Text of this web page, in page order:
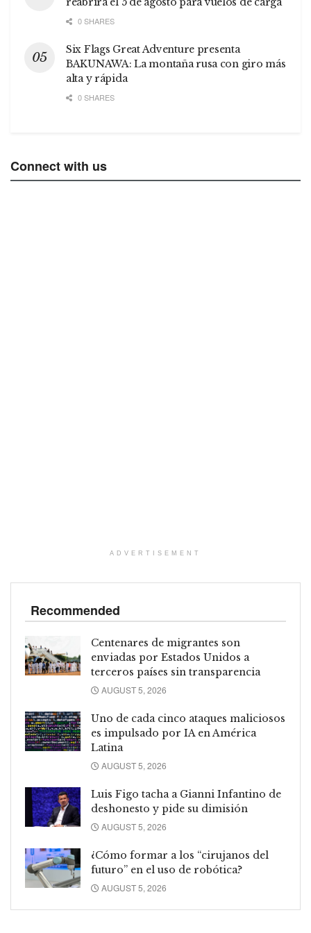
0 SHARES
Six Flags Great Adventure presenta
BAKUNAWA: La montaña rusa con giro más
alta y rápida
0 SHARES
Connect with us
ADVERTISEMENT
Recommended
Centenares de migrantes son
enviadas por Estados Unidos a
terceros países sin transparencia
AUGUST 5, 2026
Uno de cada cinco ataques maliciosos
es impulsado por IA en América
Latina
AUGUST 5, 2026
Luis Figo tacha a Gianni Infantino de
deshonesto y pide su dimisión
AUGUST 5, 2026
¿Cómo formar a los “cirujanos del
futuro” en el uso de robótica?
AUGUST 5, 2026